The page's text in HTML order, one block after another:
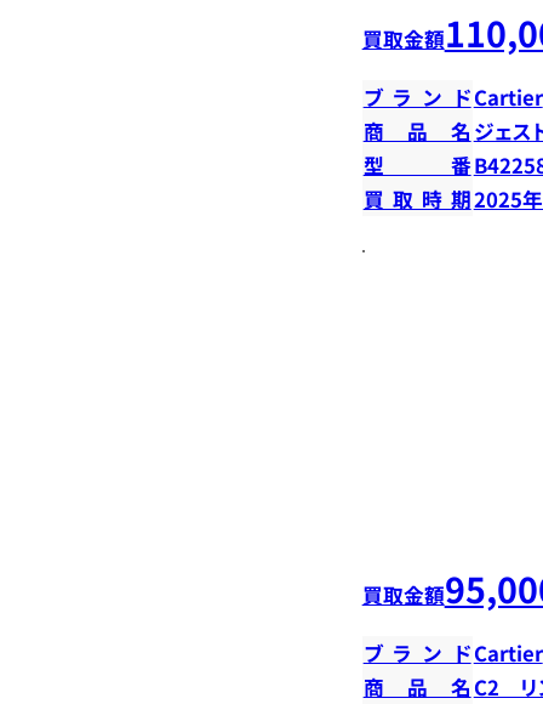
買取金額
ブランドCartier
商品名 ジェス
型番
買取時期2025
買取金額
ブランドCartier
商品名 C2 リ